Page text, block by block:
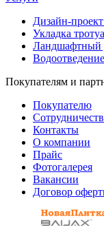
Дизайн-
Укладка
Ландшафтный
Водоотведение
Покупателям и
Покупателю
Контакты
О компании
Прайс
Фотогалерея
Вакансии
Договор